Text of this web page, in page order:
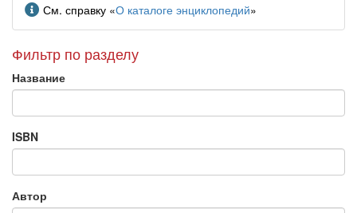
Информация
См. справку «О каталоге энциклопедий»
Фильтр по разделу
Название
ISBN
Автор